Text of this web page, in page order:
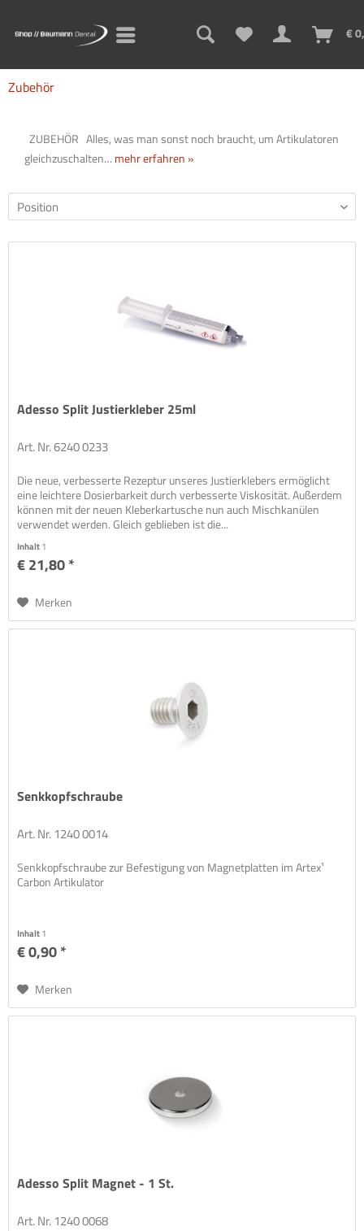
€
Zubehör
ZUBEHÖR Alles, was man sonst noch braucht, um Artikulatoren
gleichzuschalten…mehr erfahren »
Adesso Split Justierkleber 25ml
Art. Nr. 6240 0233
Die neue, verbesserte Rezeptur unseres Justierklebers ermöglicht
eine leichtere Dosierbarkeit durch verbesserte Viskosität. Außerdem
können mit der neuen Kleberkartusche nun auch Mischkanülen
verwendet werden. Gleich geblieben ist die...
Inhalt1
€ 21,80 *
Merken
Senkkopfschraube
Art. Nr. 1240 0014
Senkkopfschraube zur Befestigung von Magnetplatten im Artex¹
Carbon Artikulator
Inhalt1
€ 0,90 *
Merken
Adesso Split Magnet - 1 St.
Art. Nr. 1240 0068